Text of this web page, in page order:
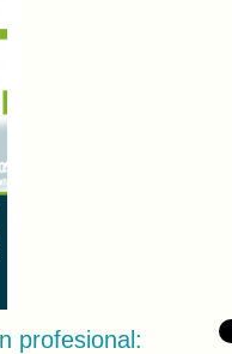
profesional: